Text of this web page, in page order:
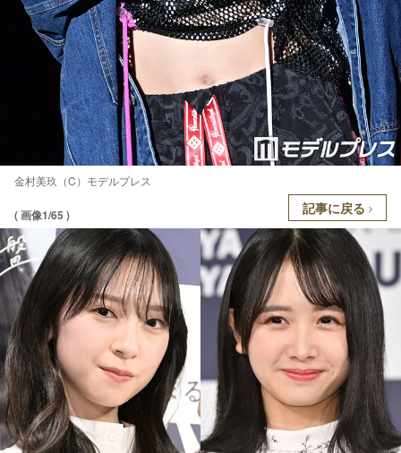
金村美玖（C）モデルプレス
( 画像1/65 ) 記事に戻る